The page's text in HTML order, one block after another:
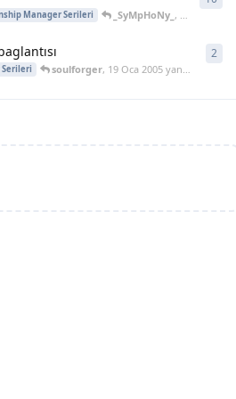
Manager Serileri _SyMpHoNy_ , 3 Tem 2006
Serileri soulforger, 19 Oca 2005yanıtladı
2